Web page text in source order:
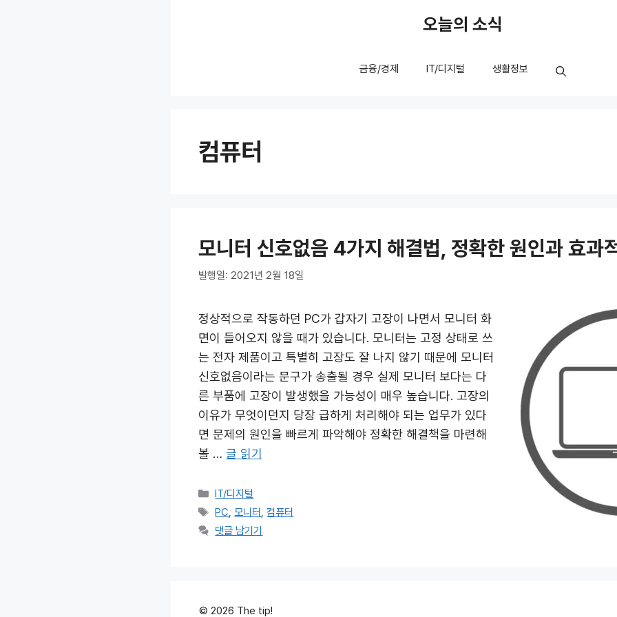
오늘의 소식
금융/경제 IT/디지털 생활정보
컴퓨터
모니터 신호없음 4가지 해결법, 정확한 원인과 효과
발행일: 2021년 2월 18일
정상적으로 작동하던 PC가 갑자기 고장이 나면서 모니터 화
면이 들어오지 않을 때가 있습니다. 모니터는 고정 상태로 쓰
는 전자 제품이고 특별히 고장도 잘 나지 않기 때문에 모니터
신호없음이라는 문구가 송출될 경우 실제 모니터 보다는 다
른 부품에 고장이 발생했을 가능성이 매우 높습니다. 고장의
이유가 무엇이던지 당장 급하게 처리해야 되는 업무가 있다
면 문제의 원인을 빠르게 파악해야 정확한 해결책을 마련해
볼 … 글 읽기
카
테
고
IT/디지털
태
그
PC,모니터 ,컴퓨터
댓글 남기기
© 2026 The tip!